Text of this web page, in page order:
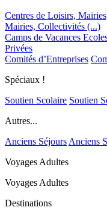
Centres de Loisirs,
Mairies, Collectivités (...)
Camps de Vacances
Privées
Comités d’Entreprises
Spéciaux !
Soutien Scolaire Soutien
Autres...
Anciens SéjoursAnciens
Voyages Adultes
Voyages Adultes
Destinations